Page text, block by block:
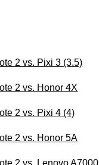
2 vs. Pixi 3 (3.5)
2 vs. Honor 4X
2 vs. Pixi 4 (4)
2 vs. Honor 5A
2 vs. Lenovo A7000